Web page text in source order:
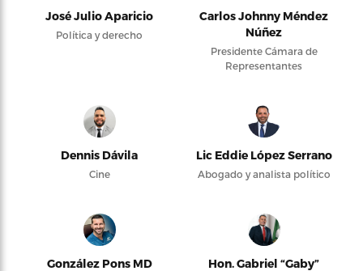
José Julio Aparicio
Política y derecho
Carlos Johnny Méndez
Núñez
Presidente Cámara de
Representantes
Dennis Dávila
Cine
Lic Eddie López Serrano
Abogado y analista político
González Pons MD
Hon. Gabriel “Gaby”